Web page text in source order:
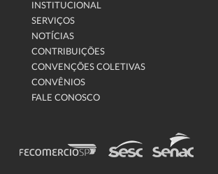
INSTITUCIONAL
SERVIÇOS
NOTÍCIAS
CONTRIBUIÇÕES
CONVENÇÕES COLETIVAS
CONVÊNIOS
FALE CONOSCO